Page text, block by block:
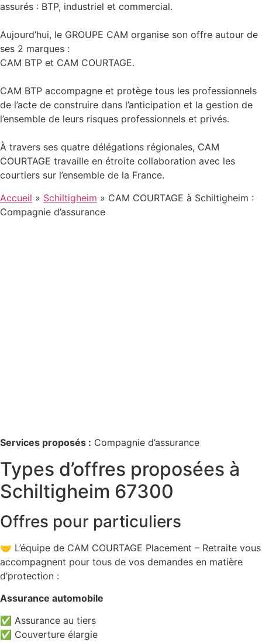
assurés : BTP, industriel et commercial.
Aujourd’hui, le GROUPE CAM organise son offre autour de
ses 2 marques :
CAM BTP et CAM COURTAGE.
CAM BTP accompagne et protège tous les professionnels
de l’acte de construire dans l’anticipation et la gestion de
l’ensemble de leurs risques professionnels et privés.
À travers ses quatre délégations régionales, CAM
COURTAGE travaille en étroite collaboration avec les
courtiers sur l’ensemble de la France.
Accueil » Schiltigheim » CAM COURTAGE à Schiltigheim :
Compagnie d’assurance
Services proposés : Compagnie d’assurance
Types d’offres proposées à
Schiltigheim 67300
Offres pour particuliers
🤝 L’équipe de CAM COURTAGE Placement – Retraite vous
accompagnent pour tous de vos demandes en matière
d’protection :
Assurance automobile
✅ Assurance au tiers
✅ Couverture élargie